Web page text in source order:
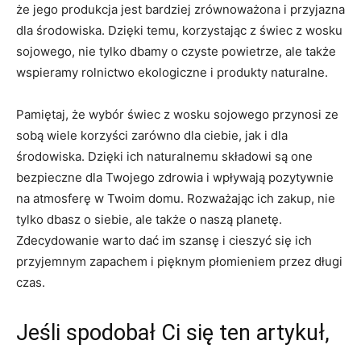
że jego produkcja jest bardziej zrównoważona i przyjazna
dla środowiska.⁢ Dzięki temu, korzystając z​ świec z wosku
sojowego,‍ nie tylko dbamy o czyste powietrze, ale także
wspieramy rolnictwo ⁣ekologiczne ‍i produkty naturalne.
Pamiętaj,⁤ że⁣ wybór świec z wosku ⁢sojowego‌ przynosi ze
sobą​ wiele korzyści ‌zarówno dla ciebie, jak‌ i dla
środowiska. Dzięki ich naturalnemu składowi są‍ one⁣
bezpieczne dla Twojego zdrowia​ i wpływają pozytywnie
na atmosferę w Twoim domu. ‌Rozważając ich zakup, ​nie
tylko dbasz o siebie, ale także⁢ o‍ naszą planetę.
Zdecydowanie ⁤warto dać​ im szansę i cieszyć się ich
przyjemnym⁢ zapachem i pięknym płomieniem przez długi
czas.
Jeśli spodobał Ci się ten artykuł,